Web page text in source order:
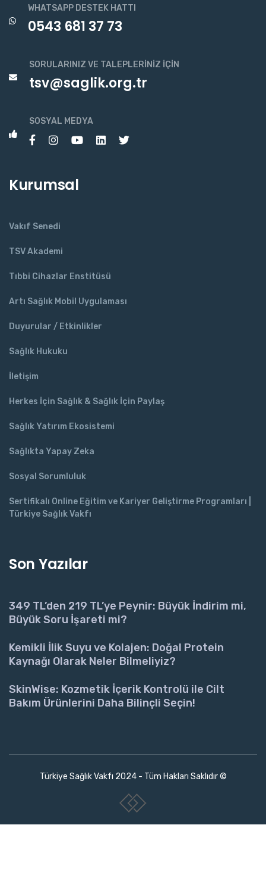
WHATSAPP DESTEK HATTI
0543 681 37 73
SORULARINIZ VE TALEPLERINIZ İÇIN
tsv@saglik.org.tr
SOSYAL MEDYA
Kurumsal
Vakıf Senedi
TSV Akademi
Tıbbi Cihazlar Enstitüsü
Artı Sağlık Mobil Uygulaması
Duyurular / Etkinlikler
Sağlık Hukuku
İletişim
Herkes İçin Sağlık & Sağlık İçin Paylaş
Sağlık Yatırım Ekosistemi
Sağlıkta Yapay Zeka
Sosyal Sorumluluk
Sertifikalı Online Eğitim ve Kariyer Geliştirme Programları |
Türkiye Sağlık Vakfı
Son Yazılar
349 TL’den 219 TL’ye Peynir: Büyük İndirim mi,
Büyük Soru İşareti mi?
Kemikli İlik Suyu ve Kolajen: Doğal Protein
Kaynağı Olarak Neler Bilmeliyiz?
SkinWise: Kozmetik İçerik Kontrolü ile Cilt
Bakım Ürünlerini Daha Bilinçli Seçin!
Türkiye Sağlık Vakfı 2024 - Tüm Hakları Saklıdır ©
www.collectivepeople.com.tr